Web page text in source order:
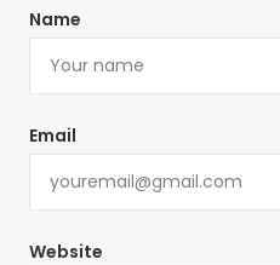
Name
Email
Website